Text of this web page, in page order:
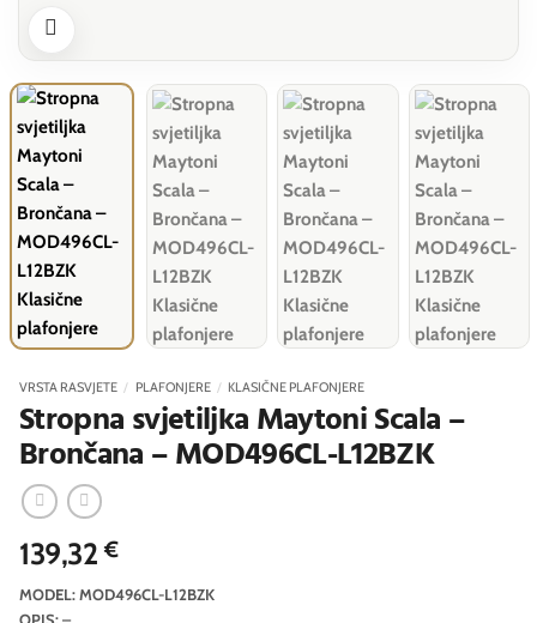
VRSTA RASVJETE / PLAFONJERE / KLASIČNE PLAFONJERE
Stropna svjetiljka Maytoni Scala –
Brončana – MOD496CL-L12BZK
139,32€
MODEL: MOD496CL-L12BZK
OPIS: –